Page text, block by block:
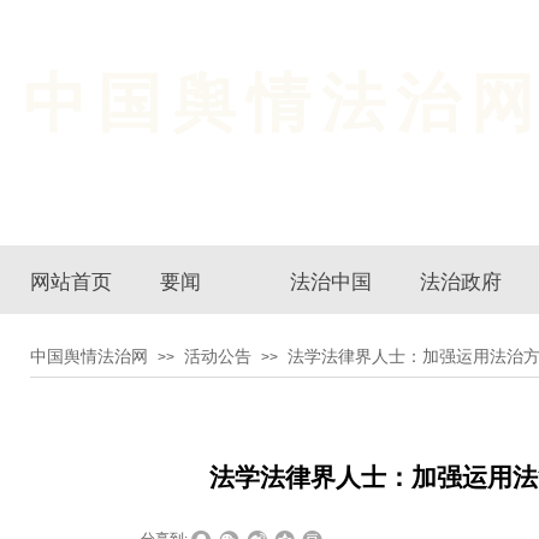
网站首页 要闻 法治中国 法治政府
中国舆情法治网 >> 活动公告 >> 法学法律界人士：加强运用法治
法学法律界人士：加强运用